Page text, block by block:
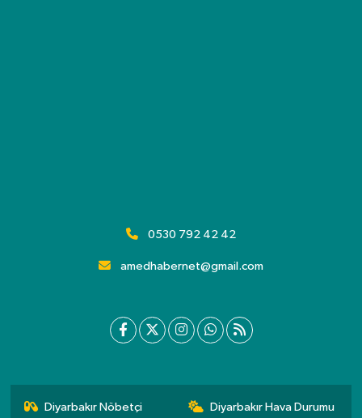
0530 792 42 42
amedhabernet@gmail.com
Diyarbakır Nöbetçi Diyarbakır Hava Durumu